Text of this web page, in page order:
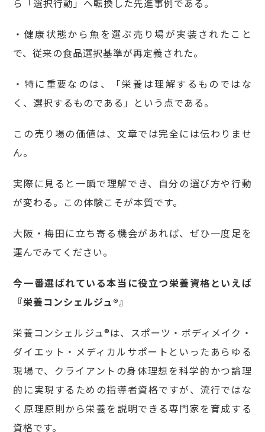
・健康状態から魚を選ぶ売り場が実装されたこと
で、従来の食品選択基準が再定義された。
・特に重要なのは、「栄養は理解するものではな
く、選択するものである」という点である。
この売り場の価値は、文章では完全には伝わりませ
ん。
実際に見ると一瞬で理解でき、自分の選び方や行動
が変わる。この体験こそが本質です。
大阪・梅田に立ち寄る機会があれば、ぜひ一度足を
運んでみてください。
今一番選ばれている本当に役立つ栄養資格といえば
『栄養コンシェルジュ®』
栄養コンシェルジュ®は、スポーツ・ボディメイク・
ダイエット・メディカルサポートといったあらゆる
現場で、クライアントの身体理想を科学的かつ論理
的に実現するための指導者資格ですが、流行ではな
く原理原則から栄養を説明できる専門家を育成する
資格です。